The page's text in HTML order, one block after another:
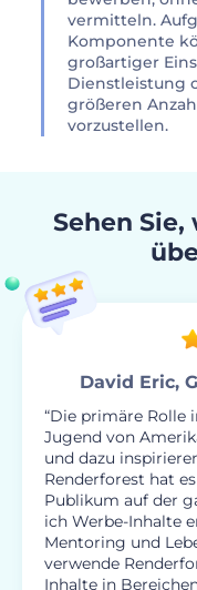
vermitteln.
Komponente
großartiger
Dienstleistung
größeren
vorzustellen.
Sehen
David Eric,
“Die primäre Rolle
Jugend von
und dazu
Renderforest hat
Publikum auf der
ich Werbe-Inhalte
Mentoring und
verwende
Inhalte in